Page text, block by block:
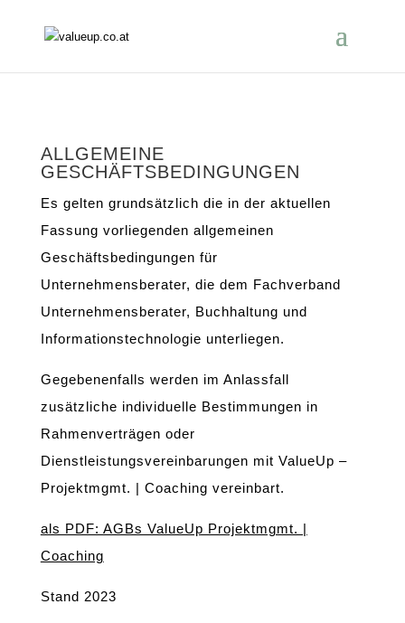
ALLGEMEINE
GESCHÄFTSBEDINGUNGEN
Es gelten grundsätzlich die in der aktuellen
Fassung vorliegenden allgemeinen
Geschäftsbedingungen für
Unternehmensberater, die dem Fachverband
Unternehmensberater, Buchhaltung und
Informationstechnologie unterliegen.
Gegebenenfalls werden im Anlassfall
zusätzliche individuelle Bestimmungen in
Rahmenverträgen oder
Dienstleistungsvereinbarungen mit ValueUp –
Projektmgmt. | Coaching vereinbart.
als PDF: AGBs ValueUp Projektmgmt. |
Coaching
Stand 2023